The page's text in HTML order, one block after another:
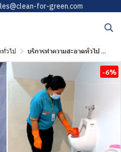
for-green.com
ทั่วไป บริการทำความสะอาดทั่วไป Size L
-6%